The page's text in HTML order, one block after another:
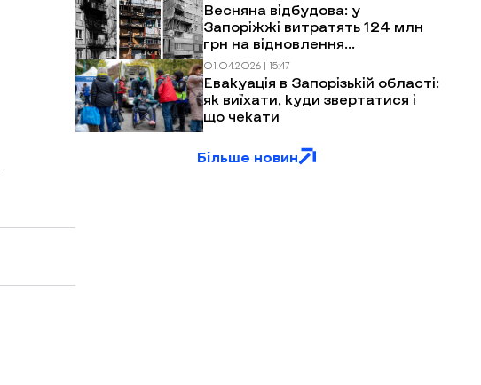
Весняна відбудова: у
Запоріжжі витратять 124 млн
грн на відновлення
багатоповерхівок після
обстрілів
01.04.2026 | 15:47
Евакуація в Запорізькій області:
як виїхати, куди звертатися і
що чекати
Більше новин